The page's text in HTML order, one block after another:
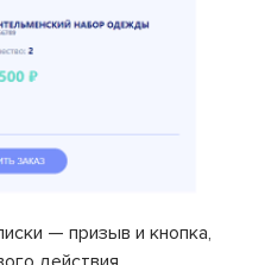
— призыв и кнопка,